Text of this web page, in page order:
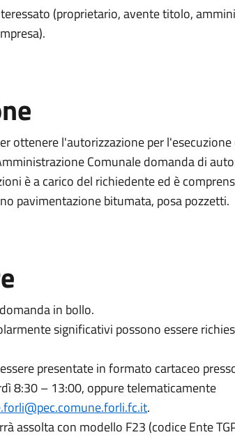
(proprietario, avente titolo,
ottenere l'autorizzazione per
Comunale domanda di
è a carico del richiedente ed è
pavimentazione bitumata, posa pozzetti.
in bollo.
significativi possono essere
presentate in formato cartaceo
8:30 – 13:00, oppure telematicamente
.
assolta con modello F23 (codice Ente